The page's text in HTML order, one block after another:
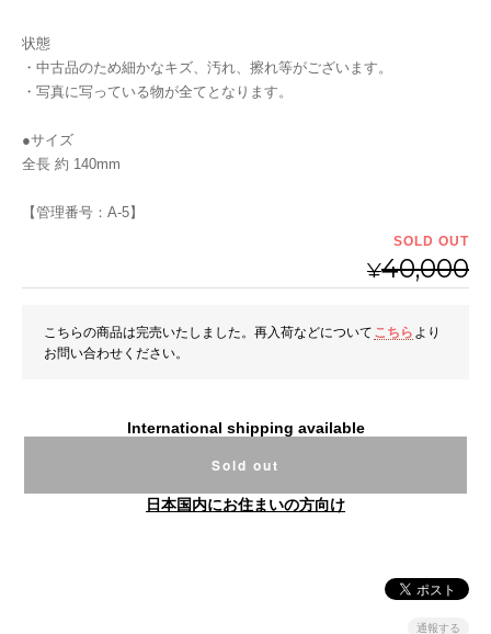
状態
・中古品のため細かなキズ、汚れ、擦れ等がございます。
・写真に写っている物が全てとなります。
●サイズ
全長 約 140mm
【管理番号：A-5】
SOLD OUT
¥40,000
こちらの商品は完売いたしました。再入荷などについて こちら より
お問い合わせください。
International shipping available
Sold out
日本国内にお住まいの方向け
通報する